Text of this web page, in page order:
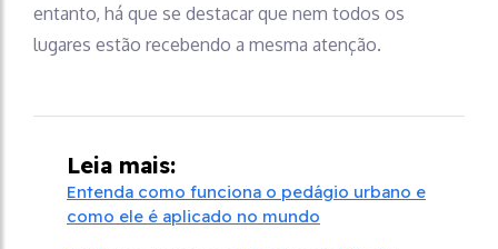
entanto, há que se destacar que nem todos os
lugares estão recebendo a mesma atenção.
Leia mais:
Entenda como funciona o pedágio urbano e
como ele é aplicado no mundo